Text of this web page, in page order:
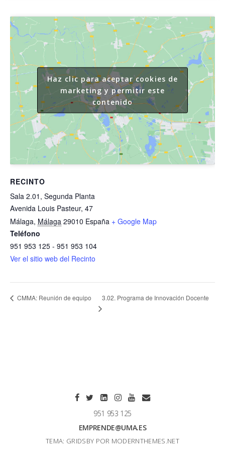
RECINTO
Sala 2.01, Segunda Planta
Avenida Louis Pasteur, 47
Málaga, Málaga 29010 España + Google Map
Teléfono
951 953 125 - 951 953 104
Ver el sitio web del Recinto
Haz clic para aceptar cookies de
marketing y permitir este
contenido
CMMA: Reunión de equipo 3.02. Programa de Innovación Docente
951 953 125
EMPRENDE@UMA.ES
TEMA: GRIDSBY POR MODERNTHEMES.NET